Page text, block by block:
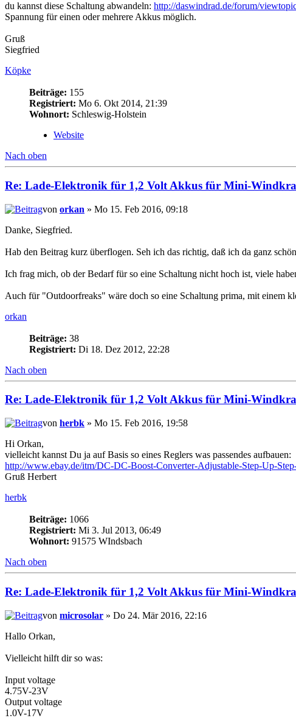
du kannst diese Schaltung abwandeln: http://daswindrad.de/forum/
Spannung für einen oder mehrere Akkus möglich.
Gruß
Siegfried
Köpke
Beiträge: 155
Registriert: Mo 6. Okt 2014, 21:39
Wohnort: Schleswig-Holstein
Website
Nach oben
Re: Lade-Elektronik für 1,2 Volt Akkus für Mini-
von orkan » Mo 15. Feb 2016, 09:18
Danke, Siegfried.
Hab den Beitrag kurz überflogen. Seh ich das richtig, daß ich da ganz
Ich frag mich, ob der Bedarf für so eine Schaltung nicht hoch ist, viele
Auch für "Outdoorfreaks" wäre doch so eine Schaltung prima, mit einem
orkan
Beiträge: 38
Registriert: Di 18. Dez 2012, 22:28
Nach oben
Re: Lade-Elektronik für 1,2 Volt Akkus für Mini-
von herbk » Mo 15. Feb 2016, 19:58
Hi Orkan,
vielleicht kannst Du ja auf Basis so eines Reglers was passendes aufbauen:
http://www.ebay.de/itm/DC-DC-Boost-Converter-Adjustable-Step-Up-
Gruß Herbert
herbk
Beiträge: 1066
Registriert: Mi 3. Jul 2013, 06:49
Wohnort: 91575 WIndsbach
Nach oben
Re: Lade-Elektronik für 1,2 Volt Akkus für Mini-
von microsolar » Do 24. Mär 2016, 22:16
Hallo Orkan,
Vielleicht hilft dir so was:
Input voltage
4.75V-23V
Output voltage
1.0V-17V